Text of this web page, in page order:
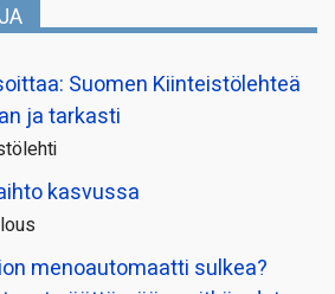
Suomen Kiinteistölehteä
ja tarkasti
kasvussa
menoautomaatti sulkea?